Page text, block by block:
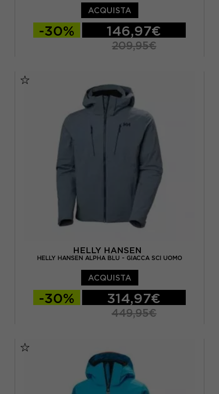
164 CM / 14 A
ACQUISTA
-30% 146,97€
209,95€
HELLY HANSEN
HELLY HANSEN ALPHA BLU - GIACCA SCI UOMO
ACQUISTA
-30% 314,97€
449,95€